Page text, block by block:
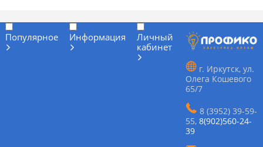
Популярное Информация
Личный
кабинет
г. Иркутск, ул.
Олега Кошевого
65/7
8 (3952) 39-59-
55, 8(902)560-24-
39